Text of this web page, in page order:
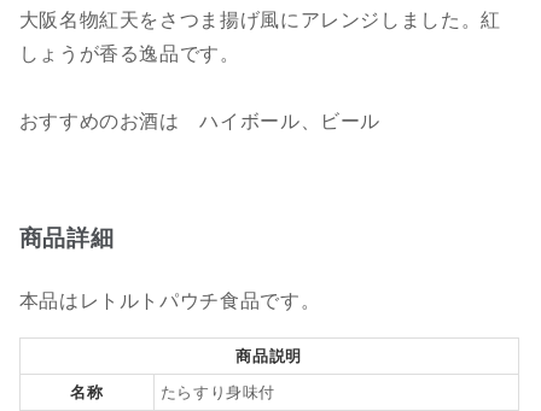
大阪名物紅天をさつま揚げ風にアレンジしました。紅
しょうが香る逸品です。
おすすめのお酒は ハイボール、ビール
商品詳細
本品はレトルトパウチ食品です。
商品説明
名称
たらすり身味付